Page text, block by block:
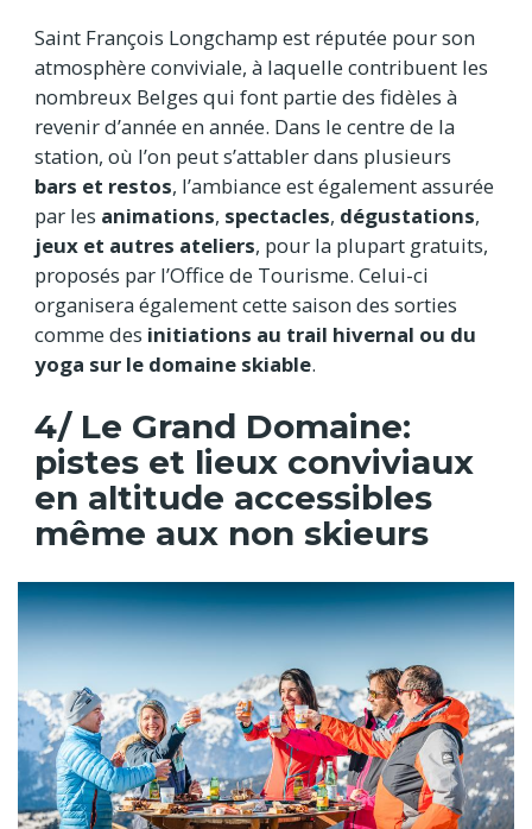
Saint François Longchamp est réputée pour son
atmosphère conviviale, à laquelle contribuent les
nombreux Belges qui font partie des fidèles à
revenir d’année en année. Dans le centre de la
station, où l’on peut s’attabler dans plusieurs
bars et restos, l’ambiance est également assurée
par les animations, spectacles, dégustations,
jeux et autres ateliers, pour la plupart gratuits,
proposés par l’Office de Tourisme. Celui-ci
organisera également cette saison des sorties
comme des initiations au trail hivernal ou du
yoga sur le domaine skiable.
4/ Le Grand Domaine:
pistes et lieux conviviaux
en altitude accessibles
même aux non skieurs